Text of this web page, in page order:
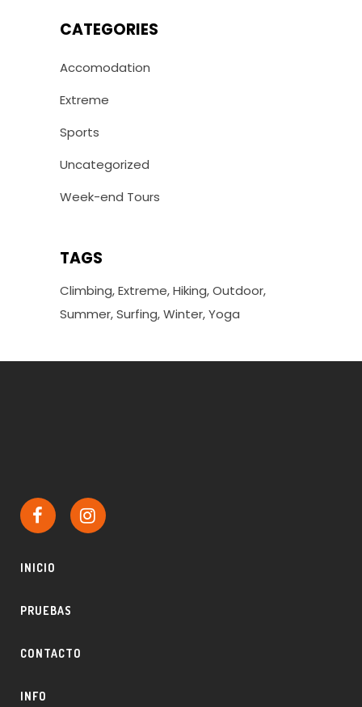
CATEGORIES
Accomodation
Extreme
Sports
Uncategorized
Week-end Tours
TAGS
Climbing Extreme Hiking Outdoor
Summer Surfing Winter Yoga
INICIO
PRUEBAS
CONTACTO
INFO